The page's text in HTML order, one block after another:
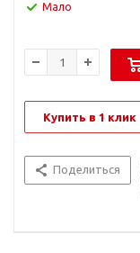
Мало
Купить в 1 клик
Поделиться